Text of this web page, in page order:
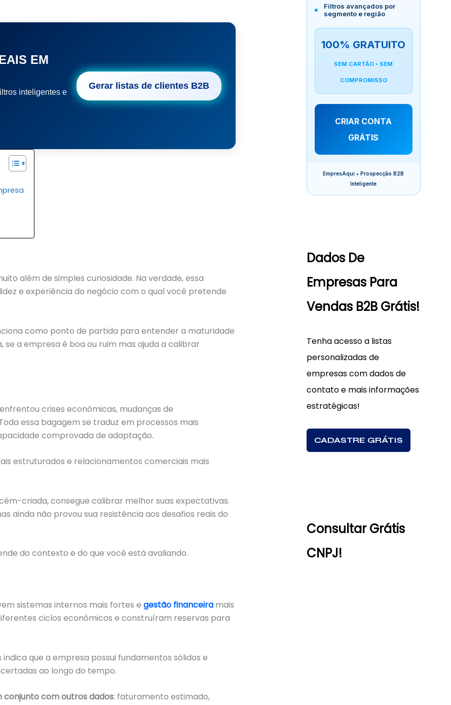
EM
inteligentes e
Gerar listas de clientes B2B
além de simples curiosidade. Na verdade, essa
e experiência do negócio com o qual você pretende
como ponto de partida para entender a maturidade
se a empresa é boa ou ruim mas ajuda a calibrar
crises econômicas, mudanças de
essa bagagem se traduz em processos mais
comprovada de adaptação.
estruturados e relacionamentos comerciais mais
criada, consegue calibrar melhor suas expectativas.
ainda não provou sua resistência aos desafios reais do
do contexto e do que você está avaliando.
sistemas internos mais fortes e gestão financeira mais
ciclos econômicos e construíram reservas para
que a empresa possui fundamentos sólidos e
ao longo do tempo.
conjunto com outros dados: faturamento estimado,
Filtros avançados por
segmento e região
100% GRATUITO
SEM CARTÃO • SEM
COMPROMISSO
CRIAR CONTA
GRÁTIS
EmpresAqui • Prospecção B2B
Inteligente
Dados De
Empresas Para
Vendas B2B Grátis!
Tenha acesso a listas
personalizadas de
empresas com dados de
contato e mais informações
estratégicas!
CADASTRE GRÁTIS
Consultar Grátis
CNPJ!